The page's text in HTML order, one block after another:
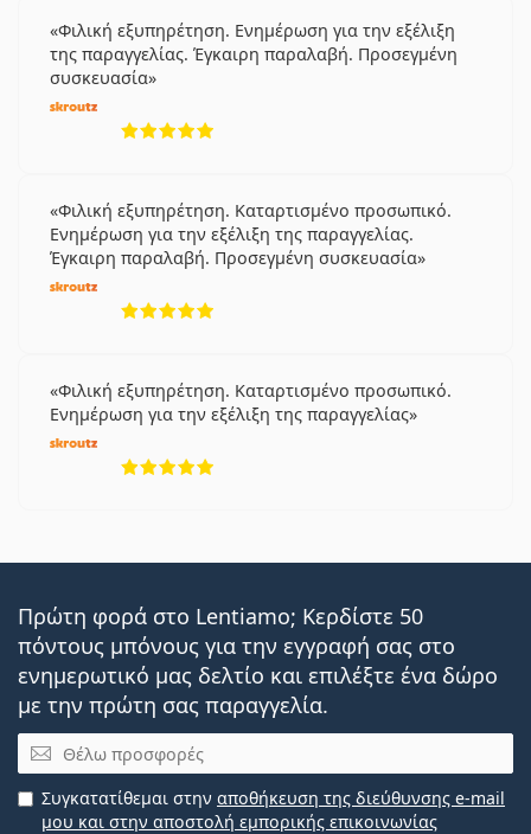
Φιλική εξυπηρέτηση. Ενημέρωση για την εξέλιξη
της παραγγελίας. Έγκαιρη παραλαβή. Προσεγμένη
συσκευασία
Φιλική εξυπηρέτηση. Καταρτισμένο προσωπικό.
Ενημέρωση για την εξέλιξη της παραγγελίας.
Έγκαιρη παραλαβή. Προσεγμένη συσκευασία
Φιλική εξυπηρέτηση. Καταρτισμένο προσωπικό.
Ενημέρωση για την εξέλιξη της παραγγελίας
Πρώτη φορά στο Lentiamo; Κερδίστε 50
πόντους μπόνους για την εγγραφή σας στο
ενημερωτικό μας δελτίο και επιλέξτε ένα δώρο
με την πρώτη σας παραγγελία.
Email
Συγκατατίθεμαι στην αποθήκευση της διεύθυνσης e-mail
μου και στην αποστολή εμπορικής επικοινωνίας